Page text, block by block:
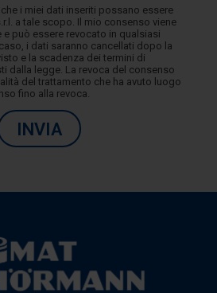
i miei dati inseriti possano essere
a tale scopo. Il mio consenso viene
può essere revocato in qualsiasi
i dati saranno cancellati dopo la
e la scadenza dei termini di
dalla legge. La revoca del consenso
del trattamento che ha avuto luogo
fino alla revoca.
INVIA